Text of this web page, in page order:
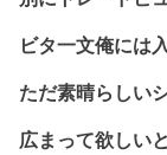
ビタ一文俺には
ただ素晴らしい
広まって欲しい